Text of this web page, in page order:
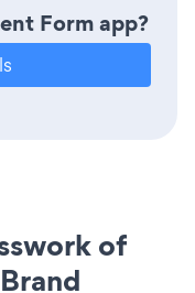
Form app?
of